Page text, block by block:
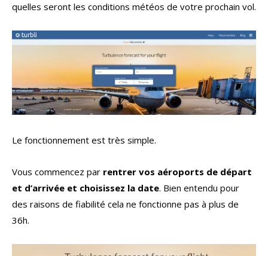
quelles seront les conditions météos de votre prochain vol.
Le fonctionnement est très simple.
Vous commencez par rentrer vos aéroports de départ
et d’arrivée et choisissez la date. Bien entendu pour
des raisons de fiabilité cela ne fonctionne pas à plus de
36h.